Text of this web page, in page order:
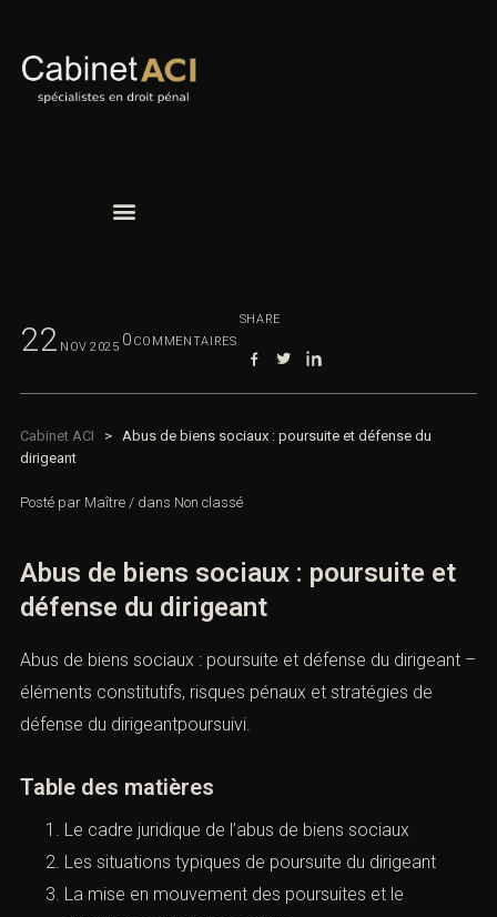
22 NOV 2025 0 COMMENTAIRES
SHARE
Cabinet ACI > Abus de biens sociaux : poursuite et défense du
dirigeant
Posté par Maître / dans Non classé
Abus de biens sociaux : poursuite et
défense du dirigeant
Abus de biens sociaux : poursuite et défense du dirigeant –
éléments constitutifs, risques pénaux et stratégies de
défense du dirigeantpoursuivi.
Table des matières
Le cadre juridique de l’abus de biens sociaux
Les situations typiques de poursuite du dirigeant
La mise en mouvement des poursuites et le